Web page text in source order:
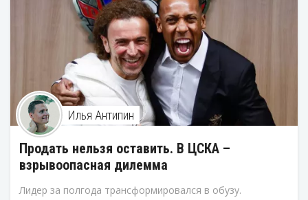
Илья Антипин
Продать нельзя оставить. В ЦСКА –
взрывоопасная дилемма
Лидер за полгода трансформировался в обузу.